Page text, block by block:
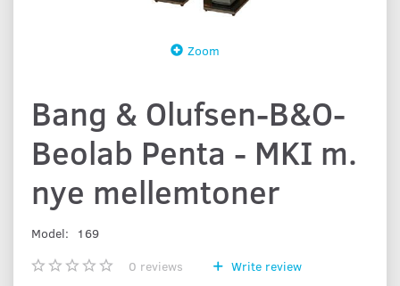
Zoom
Bang & Olufsen-B&O-
Beolab Penta - MKI m.
nye mellemtoner
Model:
169
0 reviews Write review